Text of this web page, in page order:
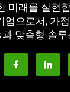
미래를 실현
업으로서, 가
맞춤형 솔